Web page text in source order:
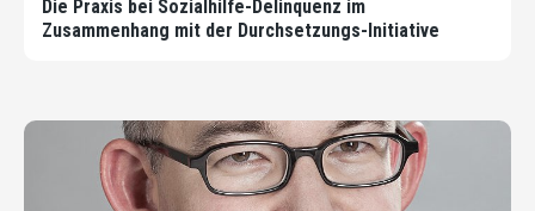
Die Praxis bei Sozialhilfe-Delinquenz im
Zusammenhang mit der Durchsetzungs-Initiative